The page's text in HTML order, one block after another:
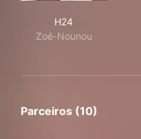
H24
Zoé-Nounou
Parceiros (10)